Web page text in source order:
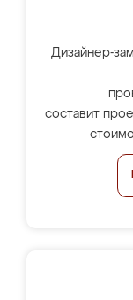
Дизайнер-
составит